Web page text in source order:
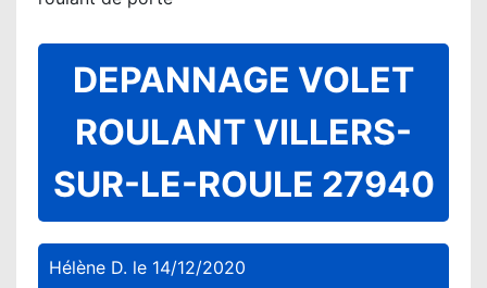
DEPANNAGE VOLET
ROULANT VILLERS-
SUR-LE-ROULE 27940
Hélène D. le 14/12/2020